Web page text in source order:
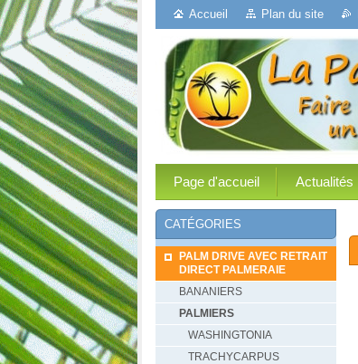
Accueil Plan du site
Page d'accueil Actualités
CATÉGORIES
PALM DRIVE AVEC RETRAIT
DIRECT PALMERAIE
BANANIERS
PALMIERS
WASHINGTONIA
TRACHYCARPUS